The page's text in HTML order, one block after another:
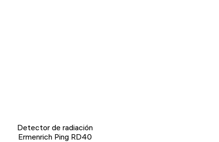
Detector de radiación
Ermenrich Ping RD40